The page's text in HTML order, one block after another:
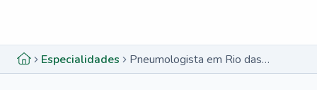
Especialidades Pneumologista em Rio das Pedras - SP